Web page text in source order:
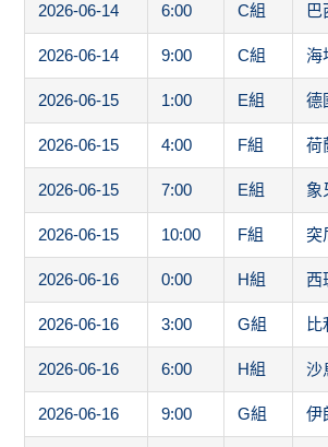
2026-06-14 6:00 C組
2026-06-14 9:00 C組 海
2026-06-15 1:00 E組 德
2026-06-15 4:00 F組 荷
2026-06-15 7:00 E組 象
2026-06-15 10:00 F組 突
2026-06-16 0:00 H組 西
2026-06-16 3:00 G組
2026-06-16 6:00 H組 沙
2026-06-16 9:00 G組 伊